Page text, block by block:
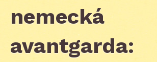
nemecká
avantgarda: